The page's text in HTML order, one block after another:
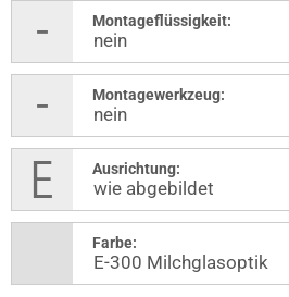
Montageflüssigkeit:
Montagewerkzeug:
Ausrichtung:
Farbe: